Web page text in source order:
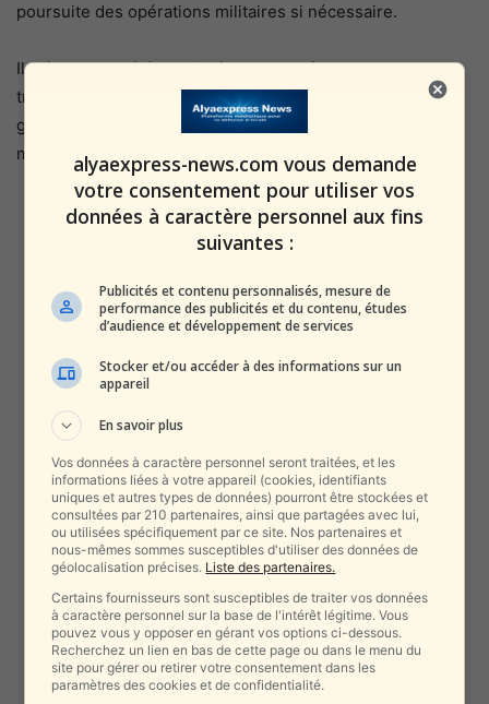
poursuite des opérations militaires si nécessaire.
Il a également été souligné que cette éventuelle
transaction ne devrait pas ébranler la stabilité du
gouvernement israélien, car elle préserverait l’option
militaire sur la table.
alyaexpress-news.com vous demande
votre consentement pour utiliser vos
données à caractère personnel aux fins
suivantes :
Publicités et contenu personnalisés, mesure de
performance des publicités et du contenu, études
d’audience et développement de services
Stocker et/ou accéder à des informations sur un
appareil
En savoir plus
Vos données à caractère personnel seront traitées, et les
informations liées à votre appareil (cookies, identifiants
uniques et autres types de données) pourront être stockées et
consultées par 210 partenaires, ainsi que partagées avec lui,
ou utilisées spécifiquement par ce site. Nos partenaires et
nous-mêmes sommes susceptibles d'utiliser des données de
géolocalisation précises. Liste des partenaires.
Certains fournisseurs sont susceptibles de traiter vos données
à caractère personnel sur la base de l'intérêt légitime. Vous
pouvez vous y opposer en gérant vos options ci-dessous.
Recherchez un lien en bas de cette page ou dans le menu du
site pour gérer ou retirer votre consentement dans les
paramètres des cookies et de confidentialité.